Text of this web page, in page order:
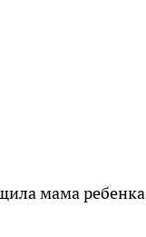
мама ребенка